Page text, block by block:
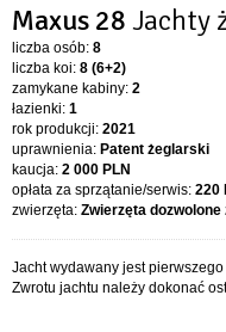
Maxus 28 Jachty
liczba osób: 8
liczba koi: 8 (6+2)
zamykane kabiny: 2
łazienki: 1
rok produkcji: 2021
uprawnienia: Patent żeglarski
kaucja: 2 000 PLN
opłata za sprzątanie/serwis: 220
zwierzęta: Zwierzęta dozwolone
Jacht wydawany jest
Zwrotu jachtu należy dokonać